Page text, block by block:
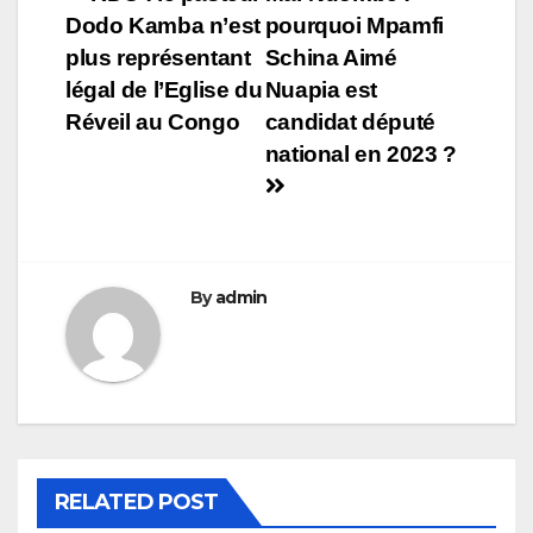
de
l’article
pourquoi Mpamfi
Schina Aimé
Nuapia est
candidat député
national en 2023 ?
Dodo Kamba n’est
plus représentant
légal de l’Eglise du
Réveil au Congo
Byadmin
RELATED POST